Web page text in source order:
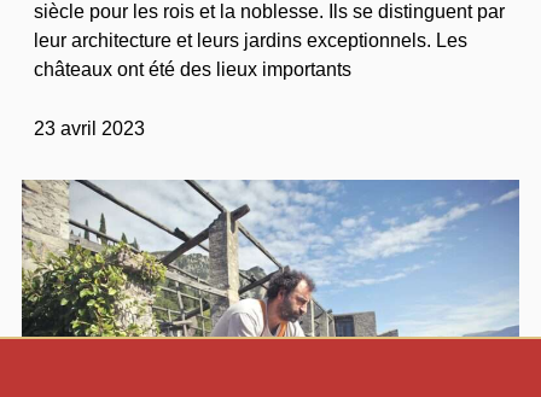
siècle pour les rois et la noblesse. Ils se distinguent par
leur architecture et leurs jardins exceptionnels. Les
châteaux ont été des lieux importants
23 avril 2023